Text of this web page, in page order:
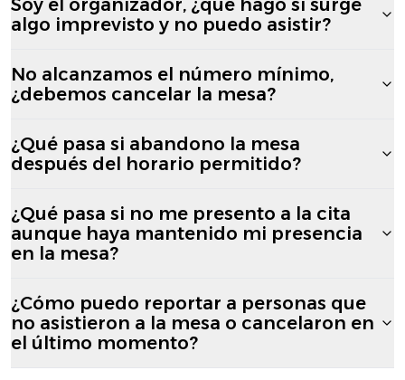
algo imprevisto y no puedo asistir?
No alcanzamos el número mínimo,
¿debemos cancelar la mesa?
¿Qué pasa si abandono la mesa
después del horario permitido?
¿Qué pasa si no me presento a la cita
aunque haya mantenido mi presencia
en la mesa?
¿Cómo puedo reportar a personas que
no asistieron a la mesa o cancelaron en
el último momento?